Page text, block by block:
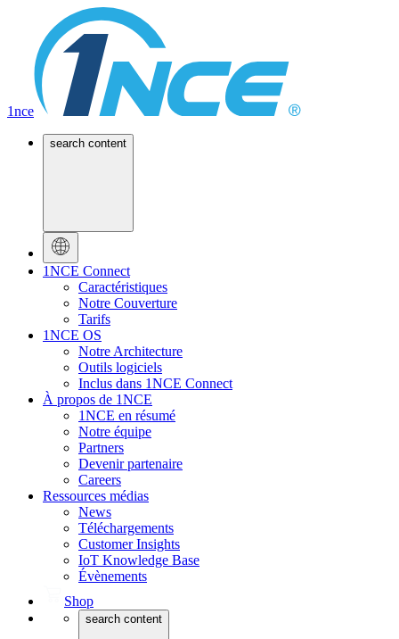
1nce
search content
1NCE Connect
Caractéristiques
Notre Couverture
Tarifs
1NCE OS
Notre Architecture
Outils logiciels
Inclus dans 1NCE Connect
À propos de 1NCE
1NCE en résumé
Notre équipe
Partners
Devenir partenaire
Careers
Ressources médias
News
Téléchargements
Customer Insights
IoT Knowledge Base
Évènements
Shop
search content